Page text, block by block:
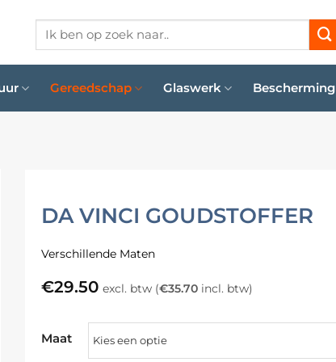
Zoeken
Gereedschap Glaswerk Bescherming
DA VINCI GOUDSTOFFER
Verschillende Maten
€29.50 excl. btw (€35.70incl. btw)
Maat